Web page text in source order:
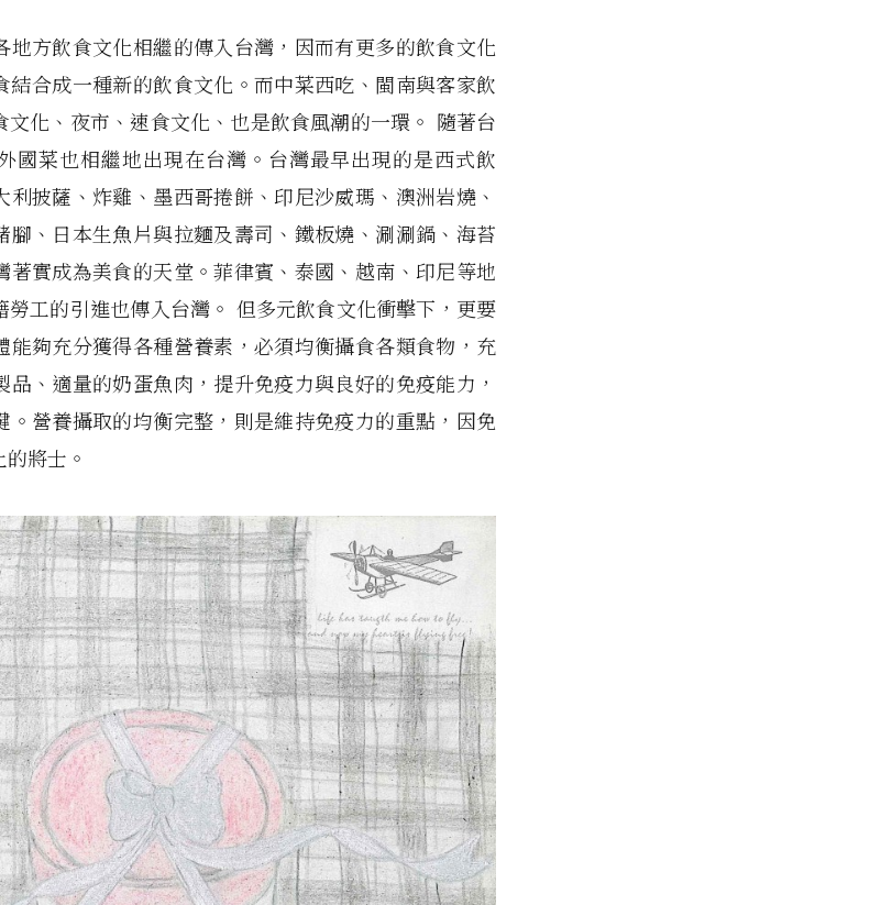
地方飲食文化相繼的傳入台灣，因而有更多的飲食文化
結合成一種新的飲食文化。而中菜西吃、閩南與客家飲
文化、夜市、速食文化、也是飲食風潮的一環。 隨著台
國菜也相繼地出現在台灣。台灣最早出現的是西式飲
披薩、炸雞、墨西哥捲餅、印尼沙威瑪、澳洲岩燒、
腳、日本生魚片與拉麵及壽司、鐵板燒、涮涮鍋、海苔
著實成為美食的天堂。菲律賓、泰國、越南、印尼等地
勞工的引進也傳入台灣。 但多元飲食文化衝擊下，更要
能夠充分獲得各種營養素，必須均衡攝食各類食物，充
品、適量的奶蛋魚肉，提升免疫力與良好的免疫能力，
。營養攝取的均衡完整，則是維持免疫力的重點，因免
將士。